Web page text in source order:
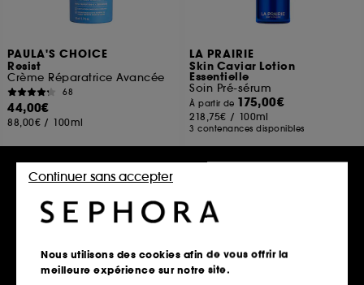
PAULA'S CHOICE
Resist
Crème Réparatrice Avancée
68
44,00€
88,00€ / 100ml
Ajouter au panier
LA PRAIRIE
Skin Caviar Lotion
Essentielle
Soin Pré-sérum
À partir de 175,00€
218,75€ / 100ml
3 contenances disponibles
Nous utilisons des cookies afin de vous offrir la
meilleure expérience sur notre site.
Continuer sans accepter